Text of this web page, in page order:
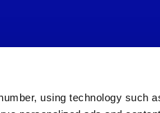
using technology such